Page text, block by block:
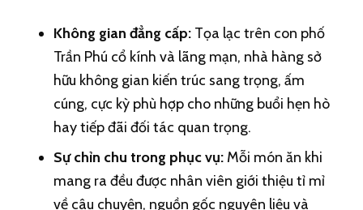
Không gian đẳng cấp:Tọa lạc trên con phố
Trần Phú cổ kính và lãng mạn, nhà hàng sở
hữu không gian kiến trúc sang trọng, ấm
cúng, cực kỳ phù hợp cho những buổi hẹn hò
hay tiếp đãi đối tác quan trọng.
Sự chỉn chu trong phục vụ:Mỗi món ăn khi
mang ra đều được nhân viên giới thiệu tỉ mỉ
về câu chuyện, nguồn gốc nguyên liệu và